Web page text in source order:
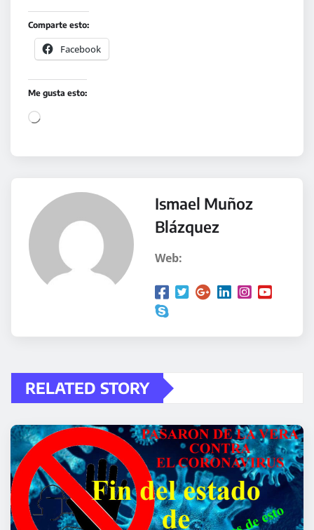
Comparte esto:
Facebook
Me gusta esto:
C
r
n
.
Ismael Muñoz
Blázquez
Web:
RELATED STORY